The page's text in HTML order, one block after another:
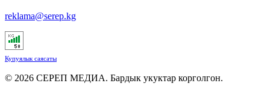
reklama@serep.kg
Купуялык саясаты
© 2026 СЕРЕП МЕДИА. Бардык укуктар корголгон.